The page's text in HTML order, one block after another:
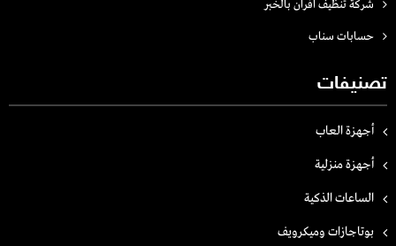
شركة تنظيف افران بالخبر
حسابات سناب
تصنيفات
أجهزة العاب
أجهزة منزلية
الساعات الذكية
بوتاجازات وميكرويف